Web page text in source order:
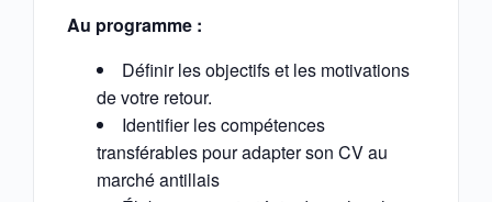
Au programme :
Définir les objectifs et les motivations
de votre retour.
Identifier les compétences
transférables pour adapter son CV au
marché antillais